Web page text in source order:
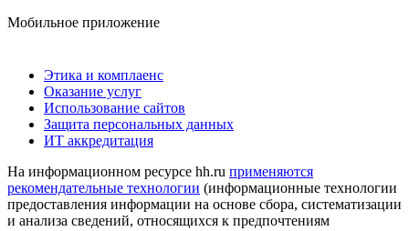
Мобильное приложение
Этика и комплаенс
Оказание услуг
Использование сайтов
Защита персональных данных
ИТ аккредитация
На информационном ресурсе hh.ru применяются
рекомендательные технологии (информационные технологии
предоставления информации на основе сбора, систематизации
и анализа сведений, относящихся к предпочтениям